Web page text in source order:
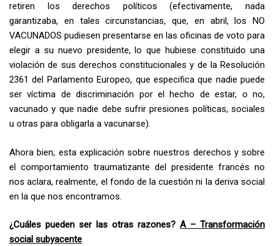
retiren los derechos políticos (efectivamente, nada
garantizaba, en tales circunstancias, que, en abril, los NO
VACUNADOS pudiesen presentarse en las oficinas de voto para
elegir a su nuevo presidente, lo que hubiese constituido una
violación de sus derechos constitucionales y de la Resolución
2361 del Parlamento Europeo, que especifica que nadie puede
ser víctima de discriminación por el hecho de estar, o no,
vacunado y que nadie debe sufrir presiones políticas, sociales
u otras para obligarla a vacunarse).
Ahora bien, esta explicación sobre nuestros derechos y sobre
el comportamiento traumatizante del presidente francés no
nos aclara, realmente, el fondo de la cuestión ni la deriva social
en la que nos encontramos.
¿Cuáles pueden ser las otras razones? A – Transformación
social subyacente